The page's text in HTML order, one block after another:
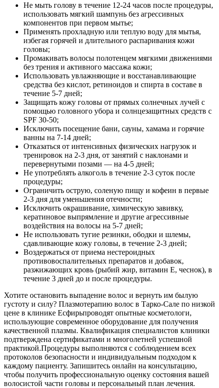
Не мыть голову в течение 12-24 часов после процедуры,
использовать мягкий шампунь без агрессивных
компонентов при первом мытье;
Применять прохладную или теплую воду для мытья,
избегая горячей и длительного распаривания кожи
головы;
Промакивать волосы полотенцем мягкими движениями
без трения и активного массажа кожи;
Использовать увлажняющие и восстанавливающие
средства без кислот, ретиноидов и спирта в составе в
течение 5-7 дней;
Защищать кожу головы от прямых солнечных лучей с
помощью головного убора и солнцезащитных средств с
SPF 30-50;
Исключить посещение бани, сауны, хамама и горячие
ванны на 7-14 дней;
Отказаться от интенсивных физических нагрузок и
тренировок на 2-3 дня, от занятий с наклонами и
перевернутыми позами — на 4-5 дней;
Не употреблять алкоголь в течение 2-3 суток после
процедуры;
Ограничить острую, соленую пищу и кофеин в первые
2-3 дня для уменьшения отечности;
Исключить окрашивание, химическую завивку,
кератиновое выпрямление и другие агрессивные
воздействия на волосы на 5-7 дней;
Не использовать тугие резинки, ободки и шлемы,
сдавливающие кожу головы, в течение 2-3 дней;
Воздержаться от приема нестероидных
противовоспалительных препаратов и добавок,
разжижающих кровь (рыбий жир, витамин Е, чеснок), в
течение 3 дней до и после процедуры.
Хотите остановить выпадение волос и вернуть им былую
густоту и силу? Плазмотерапию волос в Тарко-Сале по низкой
цене в клинике Есфирьпроводят опытные косметологи,
использующие современное оборудование для получения
качественной плазмы. Квалификация специалистов клиники
подтверждена сертификатами и многолетней успешной
практикой.Процедуры выполняются с соблюдением всех
протоколов безопасности и индивидуальным подходом к
каждому пациенту. Запишитесь онлайн на консультацию,
чтобы получить профессиональную оценку состояния вашей
волосистой части головы и персональный план лечения.